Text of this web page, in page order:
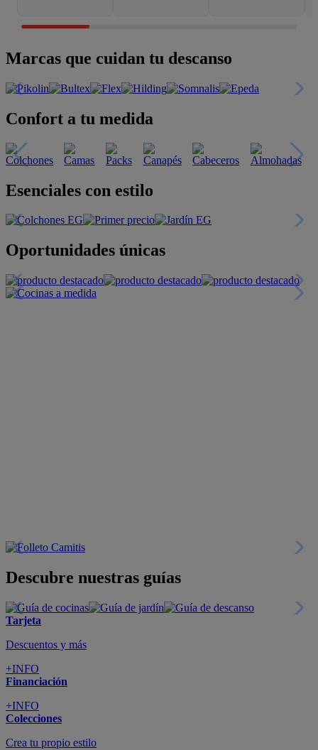
Marcas que cuidan tu descanso
Confort a tu medida
Esenciales con estilo
Oportunidades únicas
Descubre nuestras guías
Tarjeta
Descuentos y más
+INFO
Financiación
+INFO
Colecciones
Crea tu propio estilo